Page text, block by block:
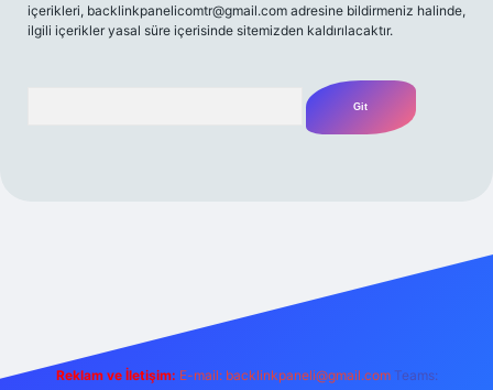
içerikleri, backlinkpanelicomtr@gmail.com adresine bildirmeniz halinde,
ilgili içerikler yasal süre içerisinde sitemizden kaldırılacaktır.
Reklam ve İletişim: E-mail: backlinkpaneli@gmail.com Teams: